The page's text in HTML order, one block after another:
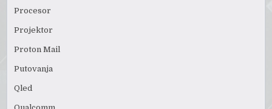
Procesor
Projektor
Proton Mail
Putovanja
Qled